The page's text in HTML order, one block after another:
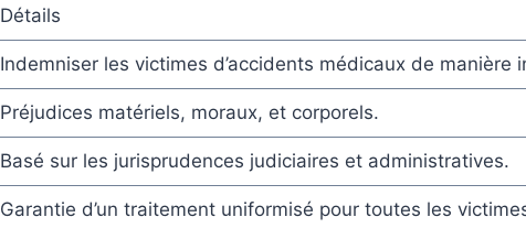
Détails
Indemniser les victimes d’accidents médicaux de manière
Préjudices matériels, moraux, et corporels.
Basé sur les jurisprudences judiciaires et administratives.
Garantie d’un traitement uniformisé pour toutes les